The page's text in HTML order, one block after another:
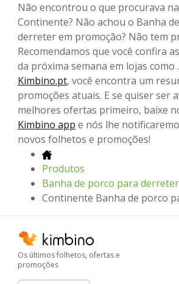
Não encontrou o que procurava
Continente? Não achou o Banha
derreter em promoção? Não tem
Recomendamos que você confira
da próxima semana em lojas como
Kimbino.pt, você encontra um
promoções atuais. E se quiser ser
melhores ofertas primeiro, baixe
Kimbino app e nós lhe
novos folhetos e promoções!
Produtos
Banha de porco para derreter
Continente Banha de porco
Os últimos folhetos, ofertas e
promoções